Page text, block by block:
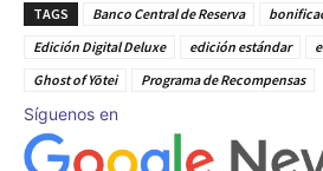
TAGS Banco Central de Reserva
Edición Digital Deluxe
edición estándar
Ghost of Yōtei
Programa de Recompensas
Síguenos en